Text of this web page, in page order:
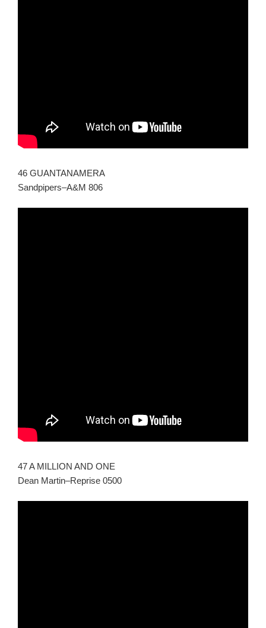
46 GUANTANAMERA
Sandpipers–A&M 806
47 A MILLION AND ONE
Dean Martin–Reprise 0500